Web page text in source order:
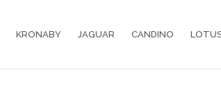
KRONABY JAGUAR CANDINO